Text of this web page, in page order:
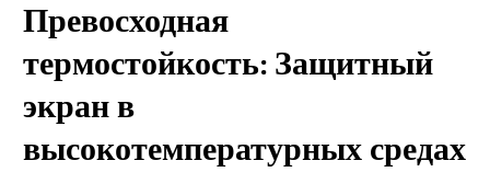
Превосходная
термостойкость: Защитный
экран в
высокотемпературных средах